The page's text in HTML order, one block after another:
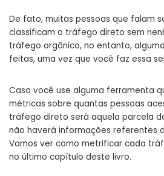
De fato, muitas pessoas que falam
classificam o tráfego direto sem
tráfego orgânico, no entanto,
feitas, uma vez que você faz essa
Caso você use alguma ferramenta
métricas sobre quantas pessoas
tráfego direto será aquela parcela
não haverá informações referentes
Vamos ver como metrificar cada
no último capítulo deste livro.